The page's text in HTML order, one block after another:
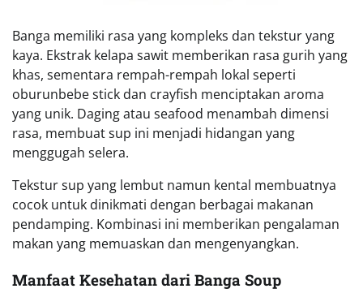
Banga memiliki rasa yang kompleks dan tekstur yang
kaya. Ekstrak kelapa sawit memberikan rasa gurih yang
khas, sementara rempah-rempah lokal seperti
oburunbebe stick dan crayfish menciptakan aroma
yang unik. Daging atau seafood menambah dimensi
rasa, membuat sup ini menjadi hidangan yang
menggugah selera.
Tekstur sup yang lembut namun kental membuatnya
cocok untuk dinikmati dengan berbagai makanan
pendamping. Kombinasi ini memberikan pengalaman
makan yang memuaskan dan mengenyangkan.
Manfaat Kesehatan dari Banga Soup